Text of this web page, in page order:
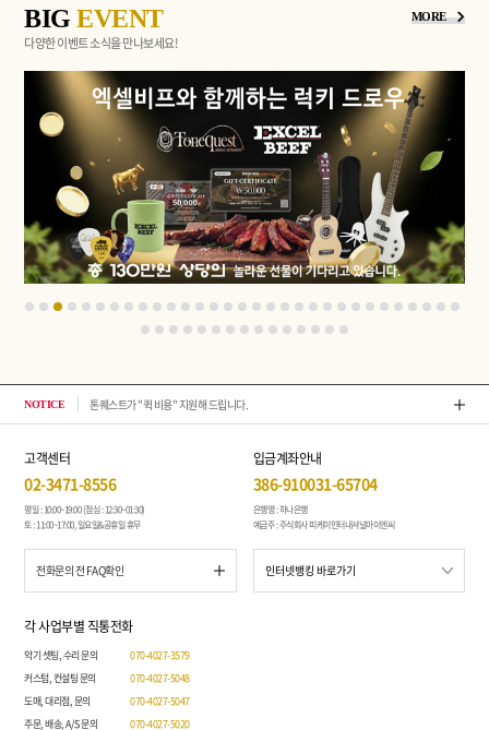
BIGEVENT MORE
다양한 이벤트 소식을 만나보세요!
NOTICE 톤퀘스트가 "퀵 비용" 지원해 드립니다. 2026
고객센터
02-3471-8556
평일 : 10:00~19:00 (점심 : 12:30~01:30)
토 : 11:00~17:00, 일요일&공휴일 휴무
전화문의 전 FAQ확인
입금계좌안내
386-910031-65704
은행명 : 하나은행
예금주 : 주식회사 피케이인터내셔널아이엔씨
각 사업부별 직통전화
악기 셋팅, 수리 문의
070-4027-3579
커스텀, 컨설팅 문의
070-4027-5048
도매, 대리점, 문의
070-4027-5047
주문, 배송, A/S 문의
070-4027-5020